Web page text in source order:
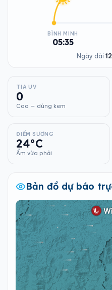
BÌNH MINH
05:35
Ngày dài
TIA UV
0
Cao — dùng kem
ĐIỂM SƯƠNG
24°C
Ẩm vừa phải
Bản đồ dự báo